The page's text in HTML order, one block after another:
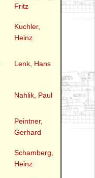
Fritz
Kuchler,
Heinz
Lenk, Hans
Nahlik, Paul
Peintner,
Gerhard
Schamberg,
Heinz